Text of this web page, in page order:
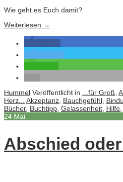
Wie geht es Euch damit?
Weiterlesen →
Hummel Veröffentlicht in ...für Groß
Herz...
Akzeptanz Bauchgefühl
Bücher, Buchtipp Gelassenheit Hilfe
24 Mai
Abschied